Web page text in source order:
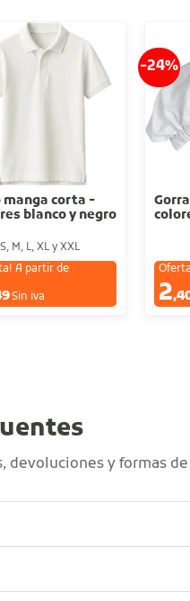
manga corta -
blanco y negro
M, L, XL y XXL
A partir de
Sin iva
-24%
2
y formas